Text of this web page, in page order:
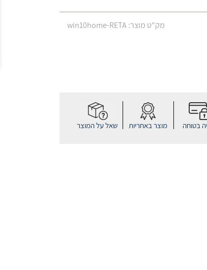
מק"ט מוצר: win10home-RETA
בטוחה מוצר באחריות שאל על המוצר